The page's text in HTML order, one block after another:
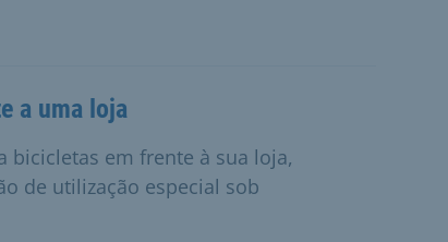
a uma loja
bicicletas em frente à sua loja,
de utilização especial sob